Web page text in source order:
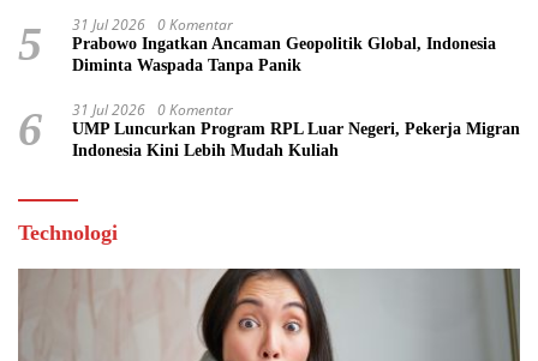
5 31 Jul 2026 0 Komentar
Prabowo Ingatkan Ancaman Geopolitik Global, Indonesia
Diminta Waspada Tanpa Panik
6 31 Jul 2026 0 Komentar
UMP Luncurkan Program RPL Luar Negeri, Pekerja Migran
Indonesia Kini Lebih Mudah Kuliah
Technologi